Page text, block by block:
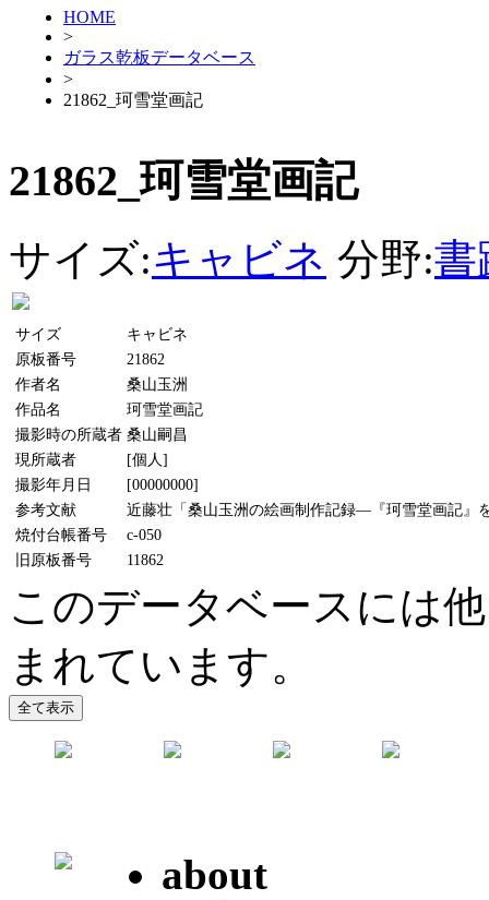
HOME
>
ガラス乾板データベース
>
21862_珂雪堂画記
21862_珂雪堂画記
サイズ:キャビネ 分野:書
サイズ
キャビネ
原板番号
21862
作者名
桑山玉洲
作品名
珂雪堂画記
撮影時の所蔵者 桑山嗣昌
現所蔵者
[個人]
撮影年月日
[00000000]
参考文献
近藤壮「桑山玉洲の絵画制作記録―『珂雪堂画記』
焼付台帳番号
c-050
旧原板番号
11862
このデータベースには
まれています。
about